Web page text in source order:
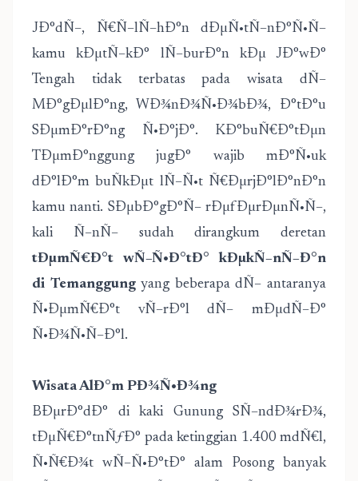
JÐ°dÑ–, Ñ€Ñ–lÑ–hÐ°n dÐµÑ•tÑ–nÐ°Ñ•Ñ–
kamu kÐµtÑ–kÐ° lÑ–burÐ°n kÐµ JÐ°wÐ°
Tengah tidak terbatas pada wisata dÑ–
MÐ°gÐµlÐ°ng, WÐ¾nÐ¾Ñ•Ð¾bÐ¾, Ð°tÐ°u
SÐµmÐ°rÐ°ng Ñ•Ð°jÐ°. KÐ°buÑ€Ð°tÐµn
TÐµmÐ°nggung jugÐ° wajib mÐ°Ñ•uk
dÐ°lÐ°m buÑkÐµt lÑ–Ñ•t Ñ€ÐµrjÐ°lÐ°nÐ°n
kamu nanti. SÐµbÐ°gÐ°Ñ– rÐµfÐµrÐµnÑ•Ñ–,
kali Ñ–nÑ– sudah dirangkum deretan
tÐµmÑ€Ð°t wÑ–Ñ•Ð°tÐ° kÐµkÑ–nÑ–Ð°n
di Temanggungyang beberapa dÑ– antaranya
Ñ•ÐµmÑ€Ð°t vÑ–rÐ°l dÑ– mÐµdÑ–Ð°
Ñ•Ð¾Ñ•Ñ–Ð°l.
Wisata AlÐ°m PÐ¾Ñ•Ð¾ng
BÐµrÐ°dÐ° di kaki Gunung SÑ–ndÐ¾rÐ¾,
tÐµÑ€Ð°tnÑƒÐ° pada ketinggian 1.400 mdÑ€l,
Ñ•Ñ€Ð¾t wÑ–Ñ•Ð°tÐ° alam Posong banyak